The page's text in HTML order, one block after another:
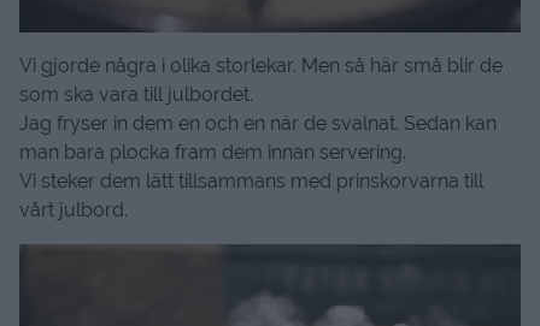
Vi gjorde några i olika storlekar. Men så här små blir de
som ska vara till julbordet.
Jag fryser in dem en och en när de svalnat. Sedan kan
man bara plocka fram dem innan servering.
Vi steker dem lätt tillsammans med prinskorvarna till
vårt julbord.